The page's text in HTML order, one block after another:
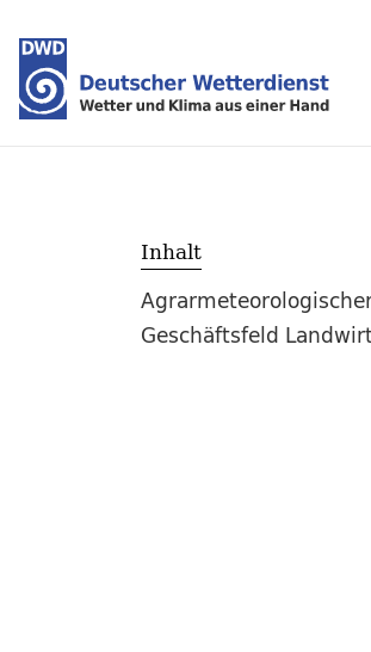
Inhalt
Geschäftsfeld